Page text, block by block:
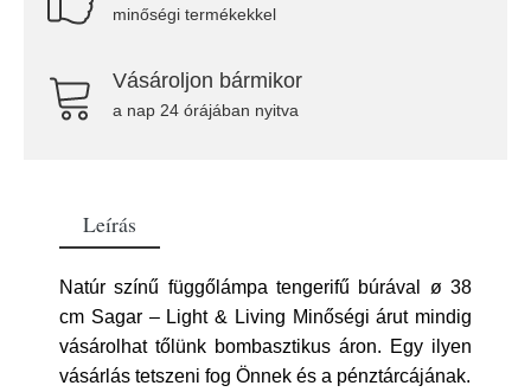
minőségi termékekkel
Vásároljon bármikor
a nap 24 órájában nyitva
Leírás
Natúr színű függőlámpa tengerifű búrával ø 38
cm Sagar – Light & Living Minőségi árut mindig
vásárolhat tőlünk bombasztikus áron. Egy ilyen
vásárlás tetszeni fog Önnek és a pénztárcájának.